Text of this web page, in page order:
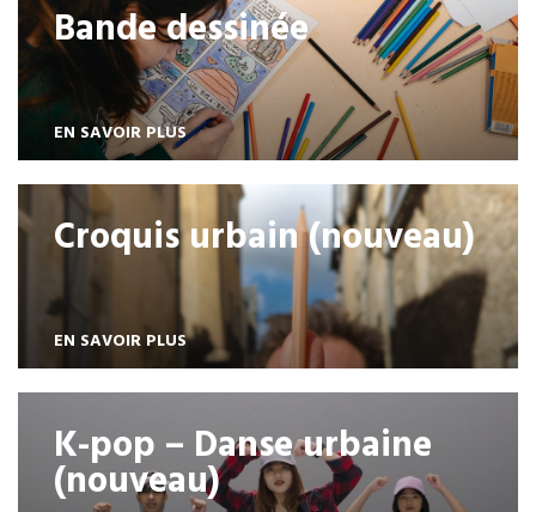
Bande dessinée
EN SAVOIR PLUS
Croquis urbain (nouveau)
EN SAVOIR PLUS
K-pop – Danse urbaine
(nouveau)